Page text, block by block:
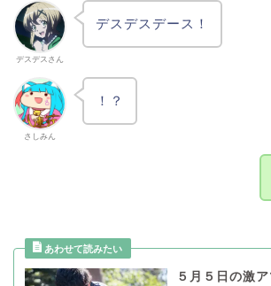
デスデスさん
デスデスデース！
さしみん
！？
５月５日の激